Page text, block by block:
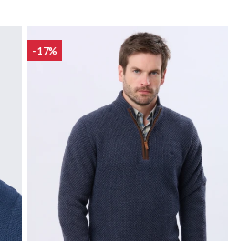
17